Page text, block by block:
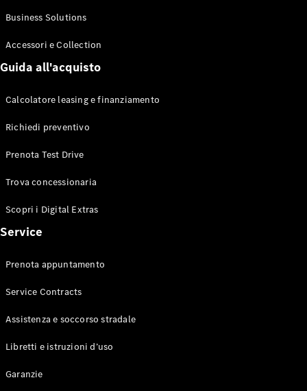
Marco Polo
Test Drive
Mercedes-
Veicoli commerciali
Test Drive
Configuratore
Mercedes-Benz Store
Business Solutions
Accessori e Collection
Guida all'acquisto
Calcolatore leasing e finanziamento
Richiedi preventivo
Prenota Test Drive
Trova concessionaria
Scopri i Digital Extras
Service
Prenota appuntamento
Service Contracts
Assistenza e soccorso stradale
Libretti e istruzioni d’uso
Garanzie